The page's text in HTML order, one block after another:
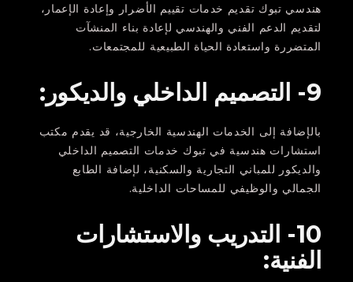
هندسي تبوك تقديم خدمات تقييم الأضرار وإعادة الإعمار،
لتقديم الدعم الفني والهندسي لإعادة بناء المنشآت
المتضررة واستعادة الحياة الطبيعية للمجتمعات.
9- التصميم الداخلي والديكور:
بالإضافة إلى الخدمات الهندسية الخارجية، قد يقدم مكتب
استشارات هندسية في تبوك خدمات التصميم الداخلي
والديكور للمباني التجارية والسكنية، لإضافة الطابع
الجمالي والوظيفي للمساحات الداخلية.
10- التدريب والاستشارات
الفنية: